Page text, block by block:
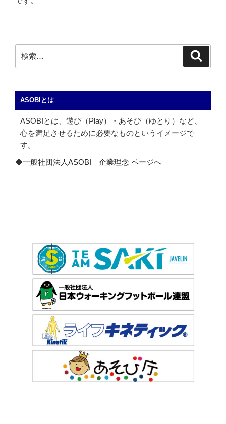
索:
ASOBIとは
ASOBIとは、遊び（Play）・あそび（ゆとり）など、
心を満足させるために必要なものというイメージで
す。
◆一般社団法人ASOBI 企業理念 ページへ